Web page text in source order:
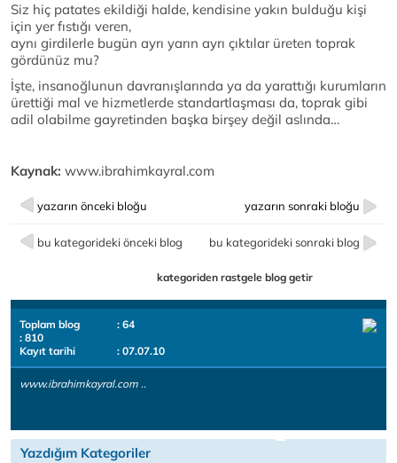
Siz hiç patates ekildiği halde, kendisine yakın bulduğu kişi
için yer fıstığı veren,
aynı girdilerle bugün ayrı yarın ayrı çıktılar üreten toprak
gördünüz mu?
İşte, insanoğlunun davranışlarında ya da yarattığı kurumların
ürettiği mal ve hizmetlerde standartlaşması da, toprak gibi
adil olabilme gayretinden başka birşey değil aslında…
Kaynak: www.ibrahimkayral.com
yazarın önceki bloğu yazarın sonraki bloğu
bu kategorideki önceki blog bu kategorideki sonraki blog
kategoriden rastgele blog getir
Toplam blog
: 64
: 810
Kayıt tarihi
: 07.07.10
www.ibrahimkayral.com ..
Yazdığım Kategoriler